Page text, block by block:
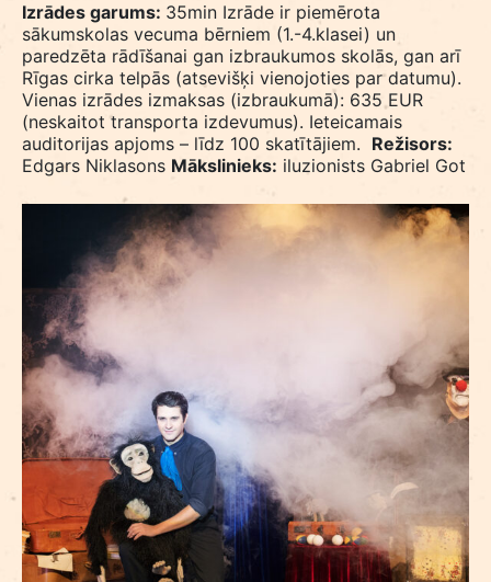
Izrādes garums: 35min Izrāde ir piemērota
sākumskolas vecuma bērniem (1.-4.klasei) un
paredzēta rādīšanai gan izbraukumos skolās, gan arī
Rīgas cirka telpās (atsevišķi vienojoties par datumu).
Vienas izrādes izmaksas (izbraukumā): 635 EUR
(neskaitot transporta izdevumus). Ieteicamais
auditorijas apjoms – līdz 100 skatītājiem. Režisors:
Edgars Niklasons Mākslinieks: iluzionists Gabriel Got